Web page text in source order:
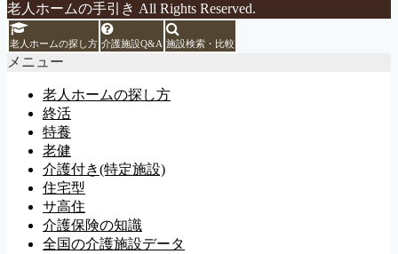
老人ホームの手引き All Rights Reserved.
老人ホームの探し方 介護施設Q&A 施設検索・比較
メニュー
老人ホームの探し方
終活
特養
老健
介護付き(特定施設)
住宅型
サ高住
介護保険の知識
全国の介護施設データ